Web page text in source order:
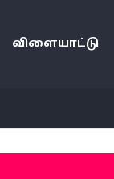
விளையாட்டு